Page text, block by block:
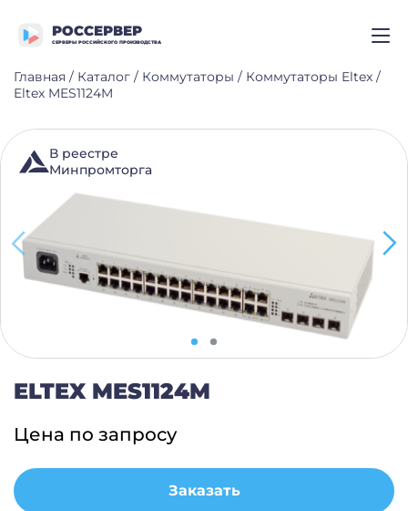
РОССЕРВЕР
СЕРВЕРЫ РОССИЙСКОГО ПРОИЗВОДСТВА
Главная / Каталог / Коммутаторы / Коммутаторы Eltex /
Eltex MES1124M
В реестре
Минпромторга
ELTEX MES1124M
Цена по запросу
Заказать